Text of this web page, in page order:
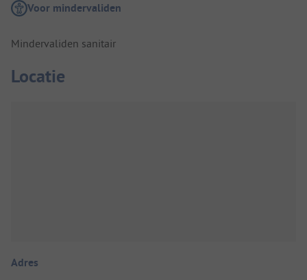
Voor mindervaliden
Mindervaliden sanitair
Locatie
Adres